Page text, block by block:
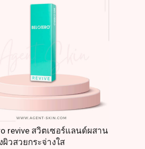
revive สวิตเซอร์แลนด์ผสาน
ผิวสวยกระจ่างใส